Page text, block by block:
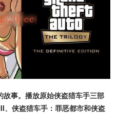
事。播放原始侠盗猎车手三部
、侠盗猎车手：罪恶都市和侠盗